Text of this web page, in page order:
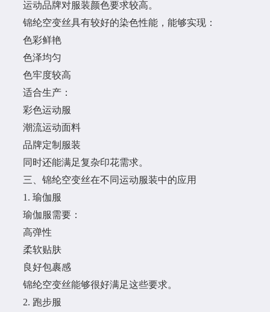
运动品牌对服装颜色要求较高。
锦纶空变丝具有较好的染色性能，能够实现：
色彩鲜艳
色泽均匀
色牢度较高
适合生产：
彩色运动服
潮流运动面料
品牌定制服装
同时还能满足复杂印花需求。
三、锦纶空变丝在不同运动服装中的应用
1. 瑜伽服
瑜伽服需要：
高弹性
柔软贴肤
良好包裹感
锦纶空变丝能够很好满足这些要求。
2. 跑步服